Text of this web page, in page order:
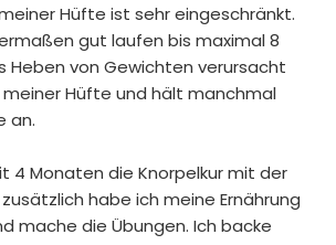
Hüfte ist sehr eingeschränkt.
gut laufen bis maximal 8
Heben von Gewichten verursacht
meiner Hüfte und hält manchmal
an.
4 Monaten die Knorpelkur mit der
habe ich meine Ernährung
mache die Übungen. Ich backe